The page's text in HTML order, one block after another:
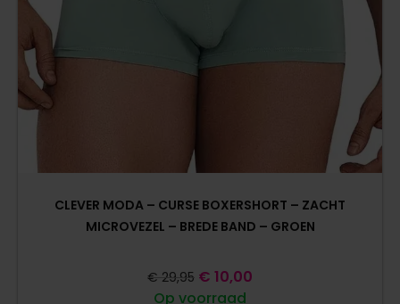
CLEVER MODA – CURSE BOXERSHORT – ZACHT
MICROVEZEL – BREDE BAND – GROEN
Op voorraad
€ 29,95 € 10,00